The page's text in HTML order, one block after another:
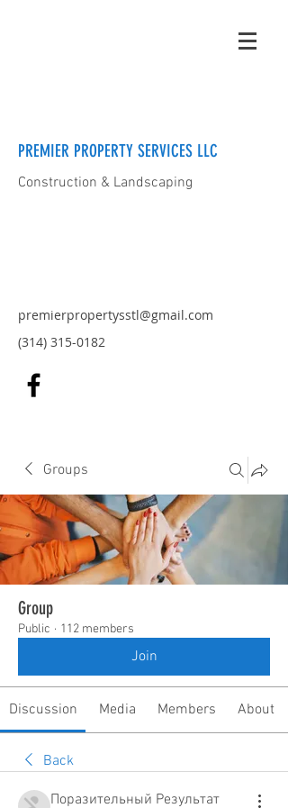
PREMIER PROPERTY SERVICES LLC
Construction & Landscaping
premierpropertysstl@gmail.com
(314) 315-0182
Groups
Group
Public · 112 members
Join
Discussion Media Members About
Back
Поразительный Результат